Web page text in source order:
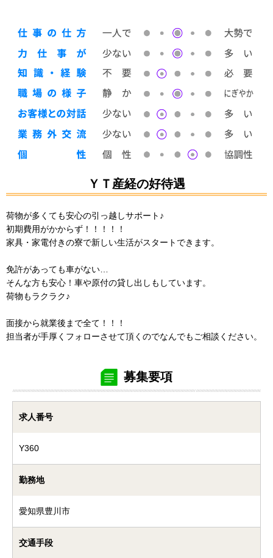
ＹＴ産経の好待遇
荷物が多くても安心の引っ越しサポート♪
初期費用がかからず！！！！！
家具・家電付きの寮で新しい生活がスタートできます。
免許があっても車がない…
そんな方も安心！車や原付の貸し出しもしています。
荷物もラクラク♪
面接から就業後まで全て！！！
担当者が手厚くフォローさせて頂くのでなんでもご相談ください。
募集要項
求人番号
Y360
勤務地
愛知県豊川市
交通手段